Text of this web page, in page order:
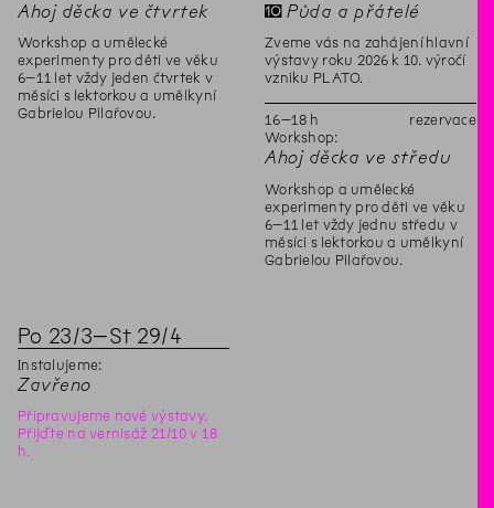
Ahoj děcka ve čtvrtek
Workshop a umělecké
experimenty pro děti ve věku
6–11 let vždy jeden čtvrtek v
měsíci s lektorkou a umělkyní
Gabrielou Pilařovou.
✝ Půda a přátelé
Zveme vás na zahájení hlavní
výstavy roku 2026 k 10. výročí
vzniku PLATO.
16–18 h
rezervace
Workshop:
Ahoj děcka ve středu
Workshop a umělecké
experimenty pro děti ve věku
6–11 let vždy jednu středu v
měsíci s lektorkou a umělkyní
Gabrielou Pilařovou.
Po 23/3–St 29/4
Instalujeme:
Zavřeno
Připravujeme nové výstavy.
Přijďte na vernisáž 21/10 v 18
h.